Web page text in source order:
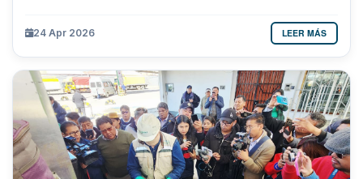
24 Apr 2026 LEER MÁS